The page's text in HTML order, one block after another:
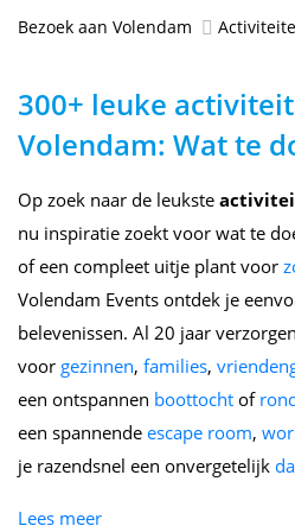
Bezoek aan Volendam
300+ leuke
Volendam: Wat te
Op zoek naar de leukste
nu inspiratie zoekt voor wat te
of een compleet uitje plant voor
Volendam Events ontdek je
belevenissen. Al 20 jaar
voor gezinnen, families,
een ontspannen boottocht of
een spannende escape room,
je razendsnel een onvergetelijk
Lees meer